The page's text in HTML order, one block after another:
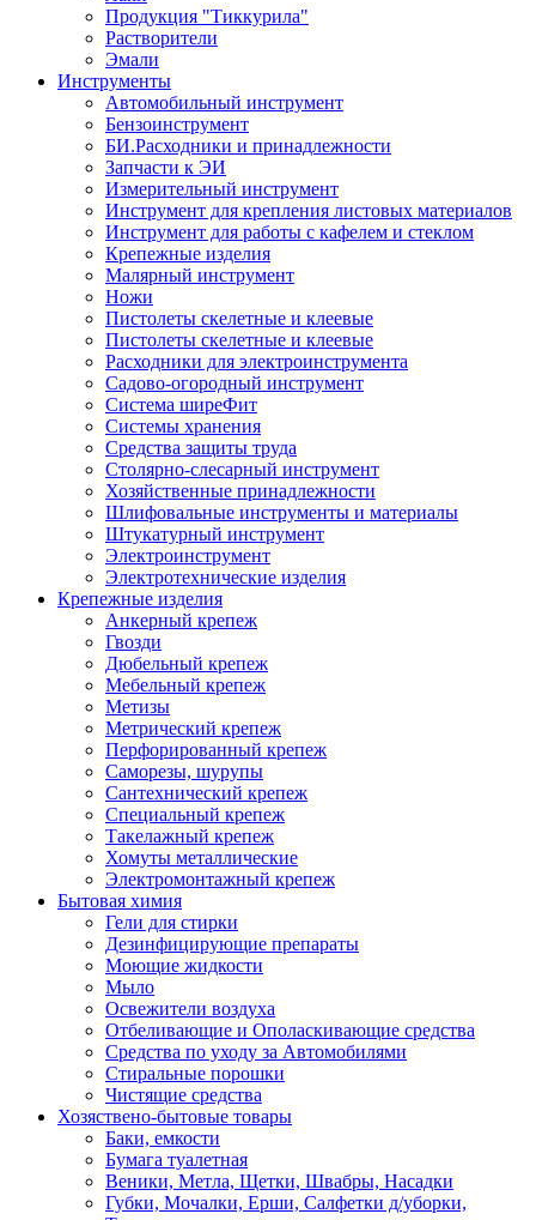
Продукция "Тиккурила"
Растворители
Эмали
Инструменты
Автомобильный инструмент
Бензоинструмент
БИ.Расходники и принадлежности
Запчасти к ЭИ
Измерительный инструмент
Инструмент для крепления листовых материалов
Инструмент для работы с кафелем и стеклом
Крепежные изделия
Малярный инструмент
Ножи
Пистолеты скелетные и клеевые
Пистолеты скелетные и клеевые
Расходники для электроинструмента
Садово-огородный инструмент
Система ширеФит
Системы хранения
Средства защиты труда
Столярно-слесарный инструмент
Хозяйственные принадлежности
Шлифовальные инструменты и материалы
Штукатурный инструмент
Электроинструмент
Электротехнические изделия
Крепежные изделия
Анкерный крепеж
Гвозди
Дюбельный крепеж
Мебельный крепеж
Метизы
Метрический крепеж
Перфорированный крепеж
Саморезы, шурупы
Сантехнический крепеж
Специальный крепеж
Такелажный крепеж
Хомуты металлические
Электромонтажный крепеж
Бытовая химия
Гели для стирки
Дезинфицирующие препараты
Моющие жидкости
Мыло
Освежители воздуха
Отбеливающие и Ополаскивающие средства
Средства по уходу за Автомобилями
Стиральные порошки
Чистящие средства
Хозяствено-бытовые товары
Баки, емкости
Бумага туалетная
Веники, Метла, Щетки, Швабры, Насадки
Губки, Мочалки, Ерши, Салфетки д/уборки,